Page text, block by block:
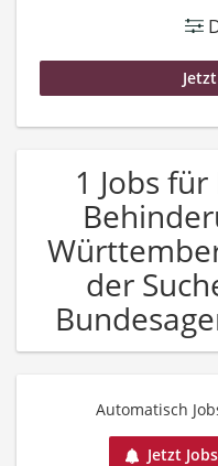
1 Jobs
der
Automatisch
Jetzt